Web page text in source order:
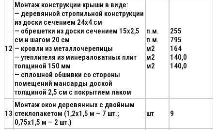
12
Монтаж конструкции крыши в виде:
— деревянной стропильной конструкции
из доски сечением 24х4 см
— обрешетки из доски сечением 15х2,5
см и шагом 20 см
— кровли из металлочерепицы
— утеплителя из минераловатных плит
толщиной 150 мм
— сплошной обшивки со стороны
помещений мансарды доской
толщиной 2,5 см с покрытием лаком
п.м.
п.м.
м2
м2
м2
255
795
164
140,0
140,0
13
Монтаж окон деревянных с двойным
стеклопакетом (1,2х1,5 м — 7 шт.;
0,75х1,5 м — 2 шт.)
шт 9